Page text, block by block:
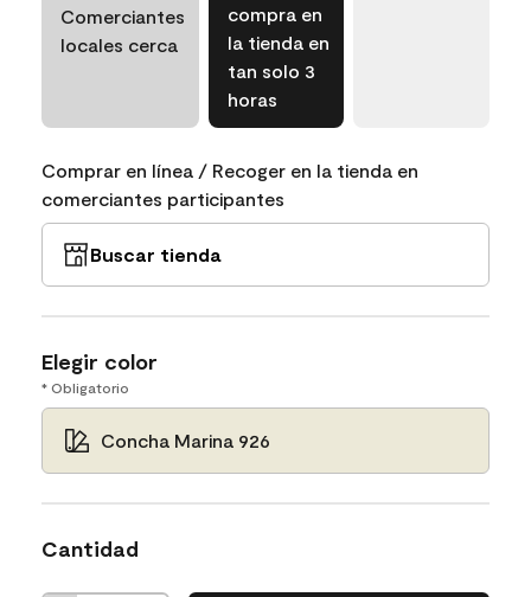
Comerciantes
locales cerca
compra en
la tienda en
tan solo 3
horas
Comprar en línea / Recoger en la tienda en
comerciantes participantes
Buscar tienda
Elegir color
* Obligatorio
Concha Marina 926
Cantidad